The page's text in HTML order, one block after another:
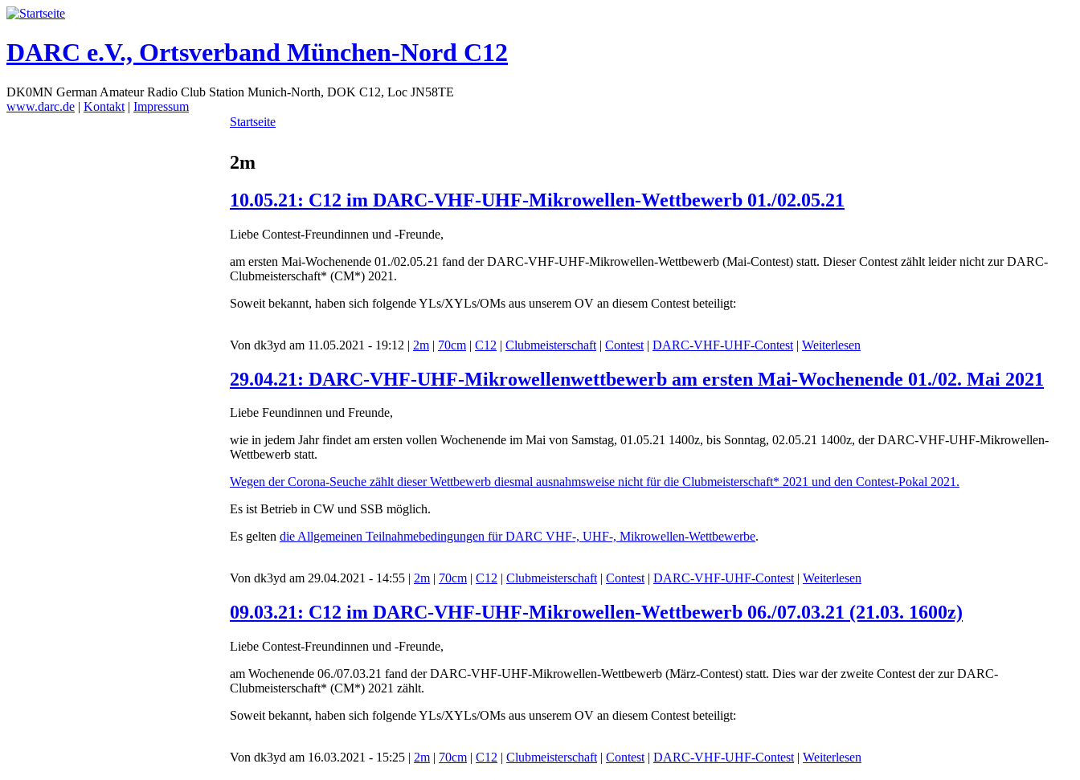
DARC e.V., Ortsverband München-Nord C12
DK0MN German Amateur Radio Club Station Munich-North, DOK C12, Loc JN58TE
www.darc.de | Kontakt | Impressum
Startseite
2m
10.05.21: C12 im DARC-VHF-UHF-Mikrowellen-Wettbewerb 01./02.05.21
Liebe Contest-Freundinnen und -Freunde,
am ersten Mai-Wochenende 01./02.05.21 fand der DARC-VHF-UHF-Mikrowellen-Wettbewerb (Mai-Contest) statt. Dieser Contest zählt leider nicht zur DARC-
Clubmeisterschaft* (CM*) 2021.
Soweit bekannt, haben sich folgende YLs/XYLs/OMs aus unserem OV an diesem Contest beteiligt:
Von dk3yd am 11.05.2021 - 19:12 | 2m | 70cm | C12 | Clubmeisterschaft | Contest | DARC-VHF-UHF-Contest | Weiterlesen
29.04.21: DARC-VHF-UHF-Mikrowellenwettbewerb am ersten Mai-Wochenende 01./02. Mai 2021
Liebe Feundinnen und Freunde,
wie in jedem Jahr findet am ersten vollen Wochenende im Mai von Samstag, 01.05.21 1400z, bis Sonntag, 02.05.21 1400z, der DARC-VHF-UHF-Mikrowellen-
Wettbewerb statt.
Wegen der Corona-Seuche zählt dieser Wettbewerb diesmal ausnahmsweise nicht für die Clubmeisterschaft* 2021 und den Contest-Pokal 2021.
Es ist Betrieb in CW und SSB möglich.
Es gelten die Allgemeinen Teilnahmebedingungen für DARC VHF-, UHF-, Mikrowellen-Wettbewerbe.
Von dk3yd am 29.04.2021 - 14:55 | 2m | 70cm | C12 | Clubmeisterschaft| Contest| DARC-VHF-UHF-Contest| Weiterlesen
09.03.21: C12 im DARC-VHF-UHF-Mikrowellen-Wettbewerb 06./07.03.21 (21.03. 1600z)
Liebe Contest-Freundinnen und -Freunde,
am Wochenende 06./07.03.21 fand der DARC-VHF-UHF-Mikrowellen-Wettbewerb (März-Contest) statt. Dies war der zweite Contest der zur DARC-
Clubmeisterschaft* (CM*) 2021 zählt.
Soweit bekannt, haben sich folgende YLs/XYLs/OMs aus unserem OV an diesem Contest beteiligt:
Von dk3yd am 16.03.2021 - 15:25 | 2m | 70cm | C12 | Clubmeisterschaft | Contest | DARC-VHF-UHF-Contest | Weiterlesen